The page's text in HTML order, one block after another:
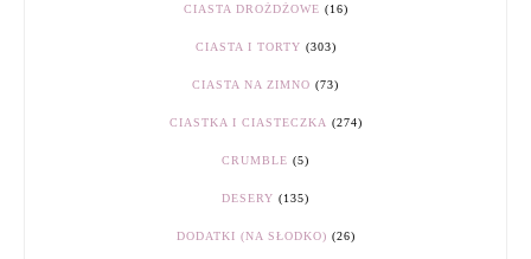
CIASTA DROŻDŻOWE (16)
CIASTA I TORTY (303)
CIASTA NA ZIMNO (73)
CIASTKA I CIASTECZKA (274)
CRUMBLE (5)
DESERY (135)
DODATKI (NA SŁODKO) (26)